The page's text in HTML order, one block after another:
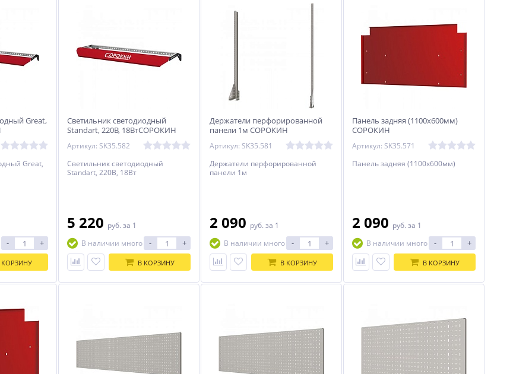
SIVER ЕLM-210 Стапель
платформенный с
ножничным подъемником
Great,
Great,
- +
КОРЗИНУ
Светильник светодиодный
Standart, 220В, 18ВтСОРОКИН
Артикул: SK35.582
Светильник светодиодный
Standart, 220В, 18Вт
5 220 руб. за 1
В наличии много
- +
В КОРЗИНУ
Держатели перфорированной
панели 1м СОРОКИН
Артикул: SK35.581
Держатели перфорированной
панели 1м
2 090 руб. за 1
В наличии много
- +
В КОРЗИНУ
Панель задняя (1100х600мм)
СОРОКИН
Артикул: SK35.571
Панель задняя (1100х600мм)
2 090 руб. за 1
В наличии много
- +
В КОРЗИНУ